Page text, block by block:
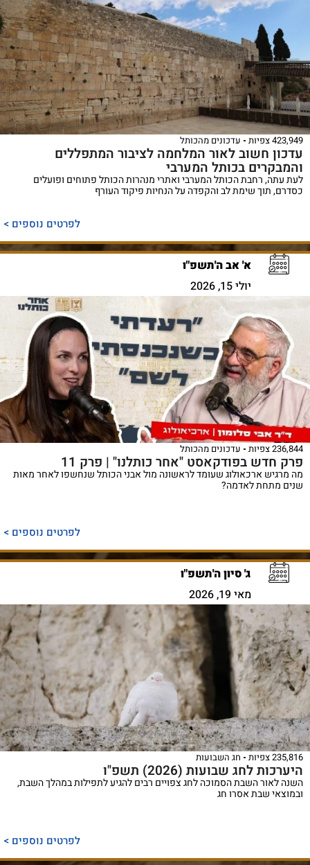
423,949 צפיות עדכונים מהכותל
עדכון חשוב לאור המלחמה לציבור המתפללים
והמבקרים בכותל המערבי
לעת עתה, רחבת הכותל המערבי ואתרי מנהרות הכותל פתוחים ופועלים
כסדרם, תוך שימת לב והקפדה על הנחיות פיקוד העורף
לפרטים נוספים >
א' אב ה'תשפ"ו
יולי 15, 2026
236,844 צפיות עדכונים מהכותל
פרק חדש בפודקאסט "אחר כותלנו" | פרק 11
מה מרגיש ארכאולוג שעומד לראשונה מול אבני הכותל שנחשפו לאחר מאות
שנים מתחת לאדמה?
לפרטים נוספים >
ג' סיון ה'תשפ"ו
מאי 19, 2026
235,816 צפיות חג השבועות
היערכות לחג שבועות (2026) תשפ"ו
השנה לאור השבת הסמוכה לחג צפויים רבים להגיע לתפילות במהלך השבת,
ובמוצאי שבת אסרו חג
לפרטים נוספים >